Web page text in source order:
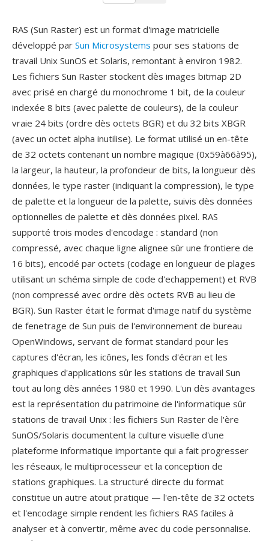
RAS (Sun Raster) est un format d'image matricielle
développé par Sun Microsystems pour ses stations de
travail Unix SunOS et Solaris, remontant à environ 1982.
Les fichiers Sun Raster stockent dès images bitmap 2D
avec prisé en chargé du monochrome 1 bit, de la couleur
indexée 8 bits (avec palette de couleurs), de la couleur
vraie 24 bits (ordre dès octets BGR) et du 32 bits XBGR
(avec un octet alpha inutilise). Le format utilisé un en-tête
de 32 octets contenant un nombre magique (0x59à66à95),
la largeur, la hauteur, la profondeur de bits, la longueur dès
données, le type raster (indiquant la compression), le type
de palette et la longueur de la palette, suivis dès données
optionnelles de palette et dès données pixel. RAS
supporté trois modes d'encodage : standard (non
compressé, avec chaque ligne alignee sûr une frontiere de
16 bits), encodé par octets (codage en longueur de plages
utilisant un schéma simple de code d'echappement) et RVB
(non compressé avec ordre dès octets RVB au lieu de
BGR). Sun Raster était le format d'image natif du système
de fenetrage de Sun puis de l'environnement de bureau
OpenWindows, servant de format standard pour les
captures d'écran, les icônes, les fonds d'écran et les
graphiques d'applications sûr les stations de travail Sun
tout au long dès années 1980 et 1990. L'un dès avantages
est la représentation du patrimoine de l'informatique sûr
stations de travail Unix : les fichiers Sun Raster de l'ère
SunOS/Solaris documentent la culture visuelle d'une
plateforme informatique importante qui a fait progresser
les réseaux, le multiprocesseur et la conception de
stations graphiques. La structuré directe du format
constitue un autre atout pratique — l'en-tête de 32 octets
et l'encodage simple rendent les fichiers RAS faciles à
analyser et à convertir, même avec du code personnalise.